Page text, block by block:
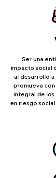
Ser una
impacto social
al desarrollo
promueva
integral de los
en riesgo